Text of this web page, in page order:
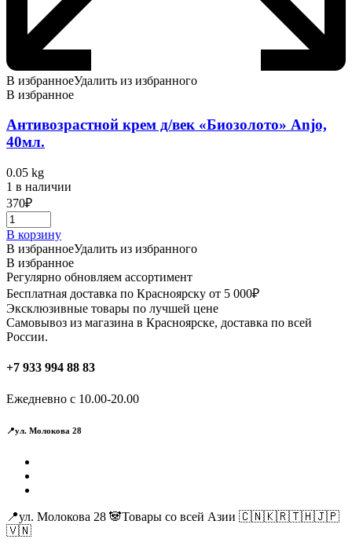
В избранноеУдалить из избранного
В избранное
Антивозрастной крем д/век «Биозолото» Anjo,
40мл.
0.05 kg
1 в наличии
370₽
В корзину
В избранноеУдалить из избранного
В избранное
Регулярно обновляем ассортимент
Бесплатная доставка по Красноярску от 5 000₽
Эксклюзивные товары по лучшей цене
Самовывоз из магазина в Красноярске, доставка по всей
России.
+7 933 994 88 83
Ежедневно с 10.00-20.00
📍ул. Молокова 28
📍ул. Молокова 28 🐼Товары со всей Азии 🇨🇳🇰🇷🇹🇭🇯🇵
🇻🇳